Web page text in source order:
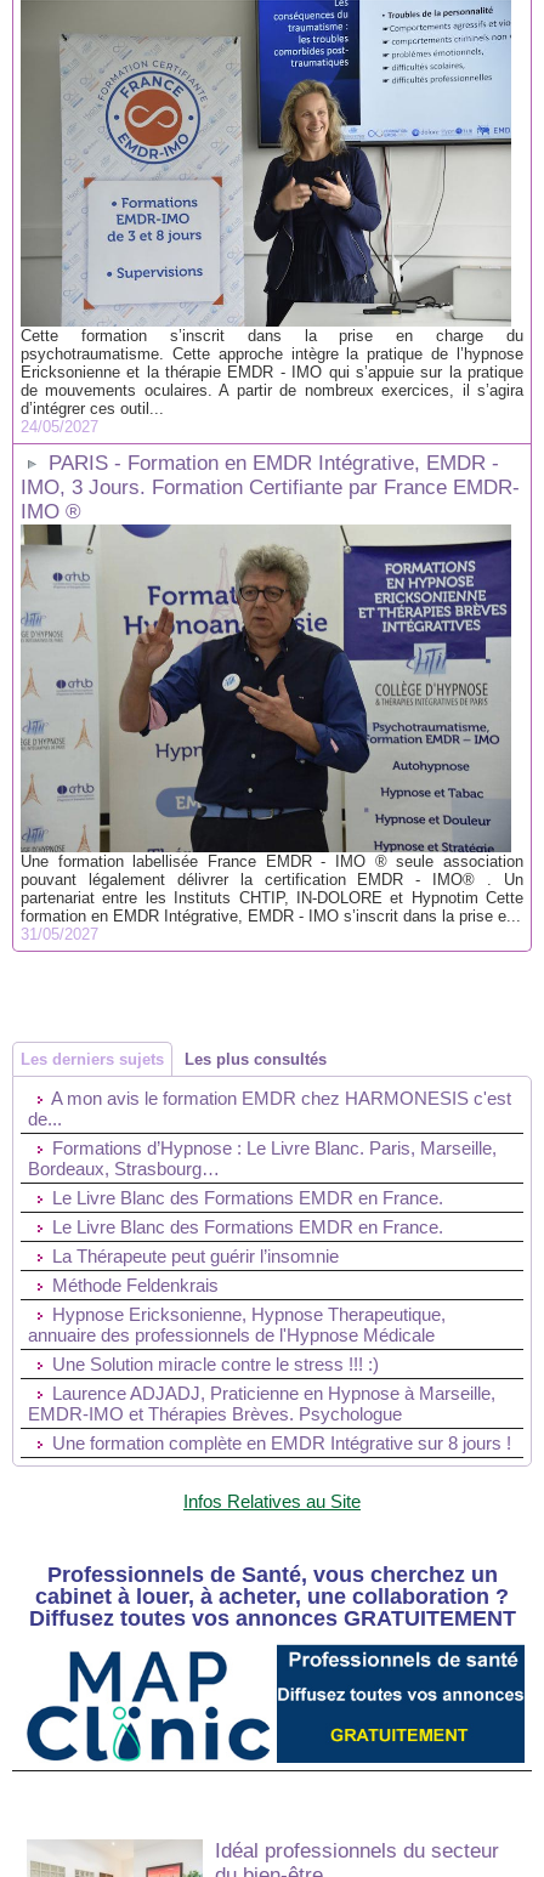
Cette formation s’inscrit dans la prise en charge du
psychotraumatisme. Cette approche intègre la pratique de l’hypnose
Ericksonienne et la thérapie EMDR - IMO qui s’appuie sur la pratique
de mouvements oculaires. A partir de nombreux exercices, il s’agira
d’intégrer ces outil...
24/05/2027
PARIS - Formation en EMDR Intégrative, EMDR -
IMO, 3 Jours. Formation Certifiante par France EMDR-
IMO ®
Une formation labellisée France EMDR - IMO ® seule association
pouvant légalement délivrer la certification EMDR - IMO® . Un
partenariat entre les Instituts CHTIP, IN-DOLORE et Hypnotim Cette
formation en EMDR Intégrative, EMDR - IMO s’inscrit dans la prise e...
31/05/2027
Les derniers sujets Les plus consultés
A mon avis le formation EMDR chez HARMONESIS c'est
de...
Formations d’Hypnose : Le Livre Blanc. Paris, Marseille,
Bordeaux, Strasbourg…
Le Livre Blanc des Formations EMDR en France.
Le Livre Blanc des Formations EMDR en France.
La Thérapeute peut guérir l’insomnie
Méthode Feldenkrais
Hypnose Ericksonienne, Hypnose Therapeutique,
annuaire des professionnels de l'Hypnose Médicale
Une Solution miracle contre le stress !!! :)
Laurence ADJADJ, Praticienne en Hypnose à Marseille,
EMDR-IMO et Thérapies Brèves. Psychologue
Une formation complète en EMDR Intégrative sur 8 jours !
Infos Relatives au Site
Professionnels de Santé, vous cherchez un
cabinet à louer, à acheter, une collaboration ?
Diffusez toutes vos annonces GRATUITEMENT
Idéal professionnels du secteur